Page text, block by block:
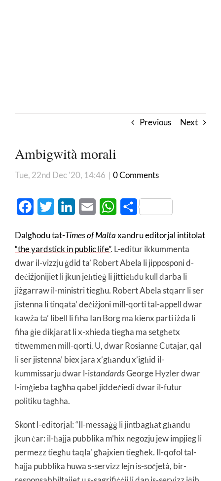
Previous Next
Ambigwità morali
Tue, 22nd Dec '20, 14:46 | 0 Comments
FacebookTwitter LinkedInEmail WhatsApp
Share
Dalgħodu tat-Times of Maltaxandru editorjal intitolat
“the yardstick in public life”. L-editur ikkummenta
dwar il-vizzju ġdid ta’ Robert Abela li jipposponi d-
deċiżjonijiet li jkun jeħtieġ li jittieħdu kull darba li
jiżgarraw il-ministri tiegħu. Robert Abela stqarr li ser
jistenna li tinqata’ deċiżjoni mill-qorti tal-appell dwar
kawża ta’ libell li fiha Ian Borg ma kienx parti iżda li
fiha ġie dikjarat li x-xhieda tiegħa ma setgħetx
titwemmen mill-qorti. U, dwar Rosianne Cutajar, qal
li ser jistenna’ biex jara x’għandu x’igħid il-
kummissarju dwar l-istandardsGeorge Hyzler dwar
l-imġieba tagħha qabel jiddeċiedi dwar il-futur
politiku tagħha.
Skont l-editorjal: “Il-messaġġ li jintbagħat għandu
jkun ċar: il-ħajja pubblika m’hix negozju jew impjieg li
permezz tiegħu taqla’ għajxien tiegħek. Il-qofol tal-
ħajja pubblika huwa s-servizz lejn is-soċjetà, bir-